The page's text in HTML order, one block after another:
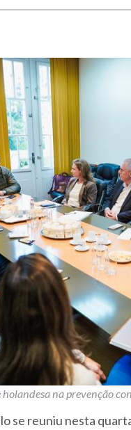
na prevenção
se reuniu nesta